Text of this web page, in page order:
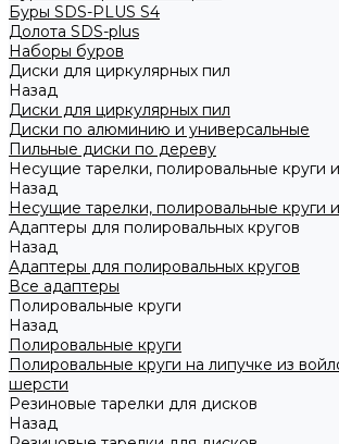
Буры SDS-PLUS S4
Долота SDS-plus
Наборы буров
Диски для циркулярных пил
Назад
Диски для циркулярных пил
Диски по алюминию и универсальные
Пильные диски по дереву
Несущие тарелки, полировальные круги
Назад
Несущие тарелки, полировальные круги
Адаптеры для полировальных кругов
Назад
Адаптеры для полировальных кругов
Все адаптеры
Полировальные круги
Назад
Полировальные круги
Полировальные круги на липучке из
шерсти
Резиновые тарелки для дисков
Назад